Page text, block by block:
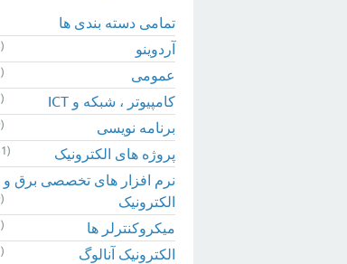
تمامی دسته بندی ها
آردوینو
(38)
عمومی (62)
کامپیوتر ، شبکه و ICT (17)
برنامه نویسی (20)
پروژه های الکترونیک (121)
نرم افزار های تخصصی برق و
الکترونیک
(20)
میکروکنترلر ها (75)
الکترونیک آنالوگ (31)